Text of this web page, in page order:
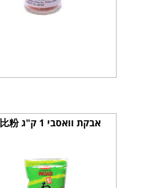
אבקת וואסבי 1 ק"ג 哇沙比粉